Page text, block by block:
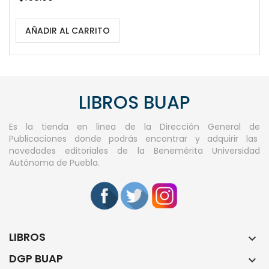
AÑADIR AL CARRITO
LIBROS BUAP
Es la tienda en linea de la Dirección General de
Publicaciones donde podrás encontrar y adquirir las
novedades editoriales de la Benemérita Universidad
Autónoma de Puebla.
LIBROS 
DGP BUAP 